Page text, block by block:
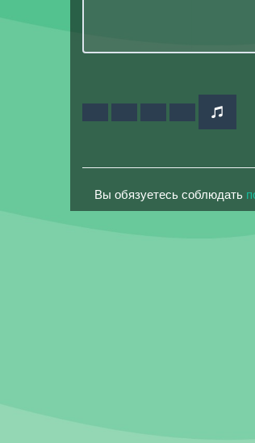
Вы обязуетесь соблюдать